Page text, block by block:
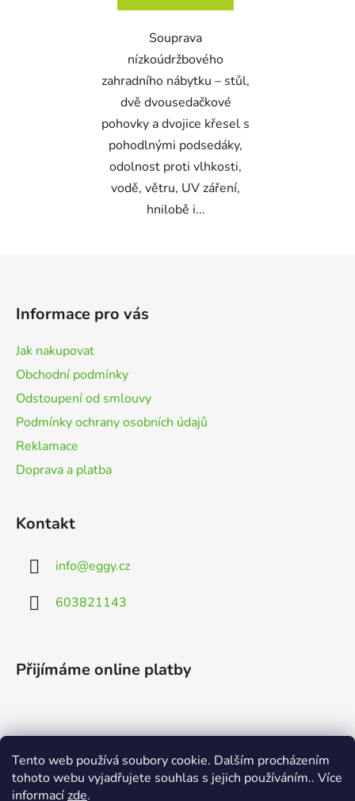
Tento web používá soubory cookie. Dalším procházením
tohoto webu vyjadřujete souhlas s jejich používáním.. Více
informacízde.
Souprava
nízkoúdržbového
zahradního nábytku – stůl,
dvě dvousedačkové
pohovky a dvojice křesel s
pohodlnými podsedáky,
odolnost proti vlhkosti,
vodě, větru, UV záření,
hnilobě i...
Informace pro vás
Jak nakupovat
Obchodní podmínky
Odstoupení od smlouvy
Podmínky ochrany osobních údajů
Reklamace
Doprava a platba
Kontakt
info@eggy.cz
603821143
Přijímáme online platby
Vyhledávání